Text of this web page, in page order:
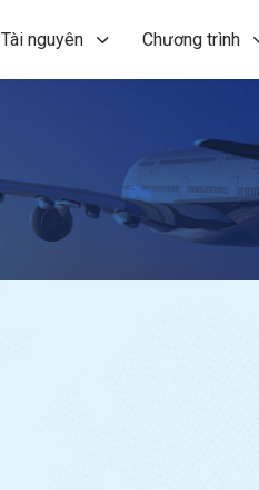
Tài nguyên Chương trình